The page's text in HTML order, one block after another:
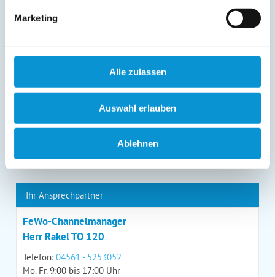
Marketing
Alle zulassen
Auswahl erlauben
Ablehnen
gegenüber Ostsee-Ferienwohnungen.de unentgeltlich
über die im
Ihnen ein Beschwerderecht bei einer Aufsichtsbehörde
zu.
*= Pflichtfeld
Ihr Ansprechpartner
FeWo-Channelmanager
Herr Rakel TO 120
Telefon: 04561 - 5253052
Mo.-Fr. 9:00 bis 17:00 Uhr